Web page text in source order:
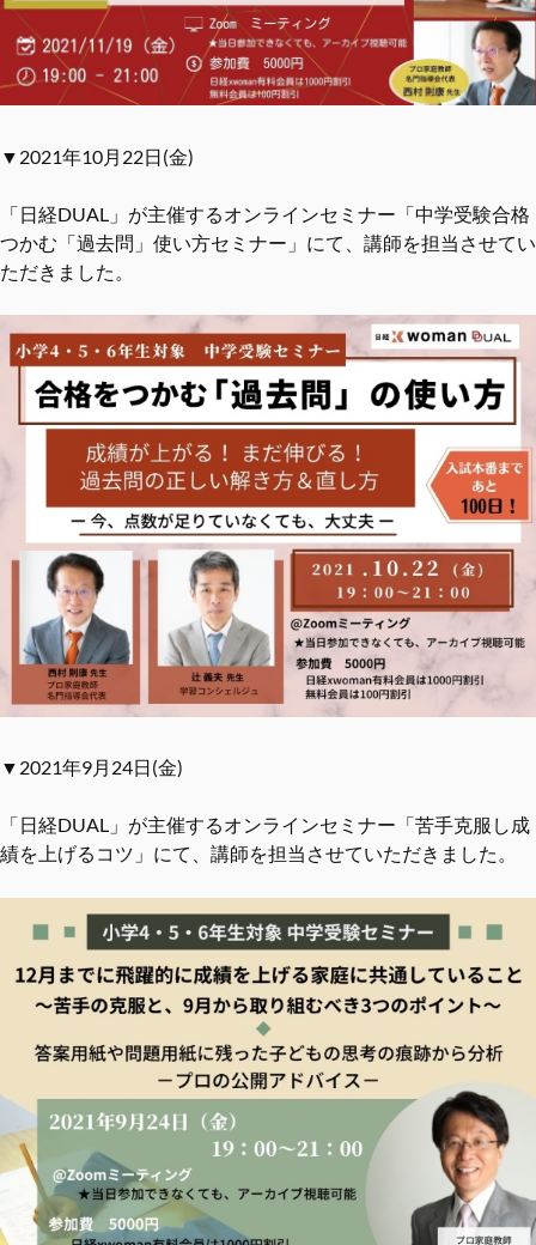
▼2021年10月22日(金)
「日経DUAL」が主催するオンラインセミナー「中学受験合格
つかむ「過去問」使い方セミナー」にて、講師を担当させてい
ただきました。
▼2021年9月24日(金)
「日経DUAL」が主催するオンラインセミナー「苦手克服し成
績を上げるコツ」にて、講師を担当させていただきました。